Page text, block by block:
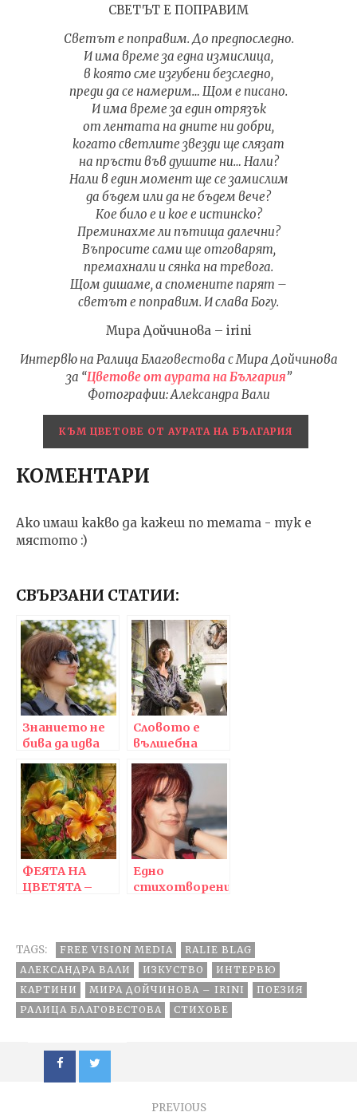
СВЕТЪТ Е ПОПРАВИМ
Светът е поправим. До предпоследно.
И има време за една измислица,
в която сме изгубени безследно,
преди да се намерим… Щом е писано.
И има време за един отрязък
от лентата на дните ни добри,
когато светлите звезди ще слязат
на пръсти във душите ни… Нали?
Нали в един момент ще се замислим
да бъдем или да не бъдем вече?
Кое било е и кое е истинско?
Преминахме ли пътища далечни?
Въпросите сами ще отговарят,
премахнали и сянка на тревога.
Щом дишаме, а спомените парят –
светът е поправим. И слава Богу.
Мира Дойчинова – irini
Интервю на Ралица Благовестова с Мира Дойчинова
за “Цветове от аурата на България”
Фотографии: Александра Вали
КЪМ ЦВЕТОВЕ ОТ АУРАТА НА БЪЛГАРИЯ
КОМЕНТАРИ
Ако имаш какво да кажеш по темата - тук е
мястото :)
СВЪРЗАНИ СТАТИИ:
Знанието не
бива да идва
отвън и да се
приема
дословно, цяло
и наготово
Словото е
вълшебна
трябва да сме
много
внимателни
ФЕЯТА НА
ЦВЕТЯТА –
Едно
стихотворение
когато го
четеш, то
просто да се
лее
TAGS: FREE VISION MEDIA
RALIE BLAG
АЛЕКСАНДРА ВАЛИ
ИЗКУСТВО
ИНТЕРВЮ
КАРТИНИ
МИРА ДОЙЧИНОВА – IRINI
ПОЕЗИЯ
РАЛИЦА БЛАГОВЕСТОВА
СТИХОВЕ
PREVIOUS